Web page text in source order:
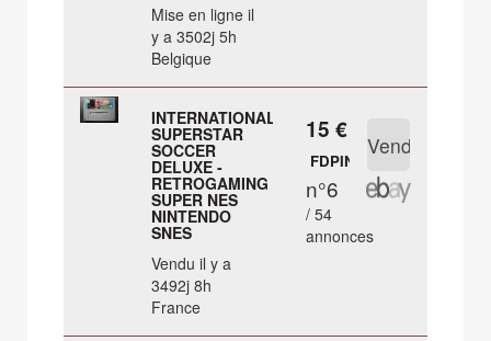
Mise en ligne il
y a 3502j 5h
Belgique
INTERNATIONAL
SUPERSTAR
SOCCER
DELUXE -
RETROGAMING
SUPER NES
NINTENDO
SNES
Vendu il y a
3492j 8h
France
15 €
FDPIN
n°6
/ 54
annonces